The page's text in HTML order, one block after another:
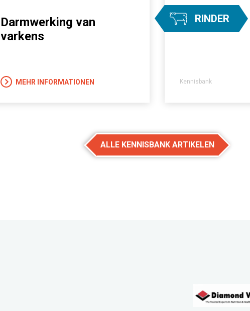
Darmwerking van
varkens
MEHR INFORMATIONEN
RINDER
Kennisbank
ALLE KENNISBANK ARTIKELEN